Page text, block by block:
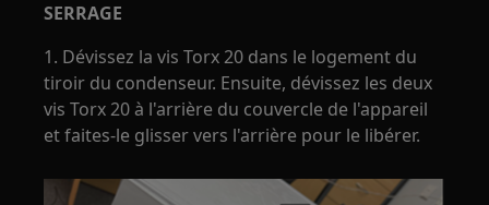
SERRAGE
1. Dévissez la vis Torx 20 dans le logement du
tiroir du condenseur. Ensuite, dévissez les deux
vis Torx 20 à l'arrière du couvercle de l'appareil
et faites-le glisser vers l'arrière pour le libérer.